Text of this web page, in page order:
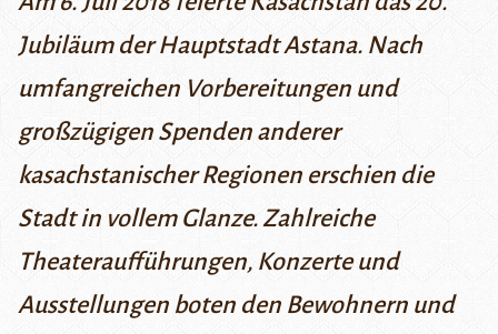
Jubiläum der Hauptstadt Astana. Nach
umfangreichen Vorbereitungen und
großzügigen Spenden anderer
kasachstanischer Regionen erschien die
Stadt in vollem Glanze. Zahlreiche
Theateraufführungen, Konzerte und
Ausstellungen boten den Bewohnern und